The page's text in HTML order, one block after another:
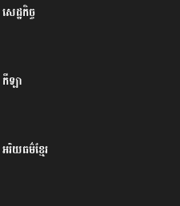
សេដ្ឋកិច្ច
កីឡា
អរិយធម៌ខ្មែរ